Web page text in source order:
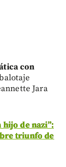
con
Jara
hijo de nazi”:
triunfo de